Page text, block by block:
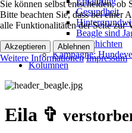
Gesundheit
Beagle sind
Geschichten
Kampagne:
Kolumnen
Eila ✞
Sie können selbst entscheiden, ob
Bitte beachten Sie, dass bei einer
alle Funktionalitäten der Seite zur
Akzeptieren Ablehnen
Weitere Informationen Impressum